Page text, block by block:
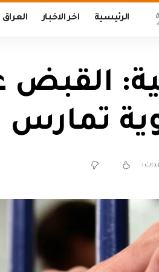
الرئيسية اخر الاخبار العراق
تمارس